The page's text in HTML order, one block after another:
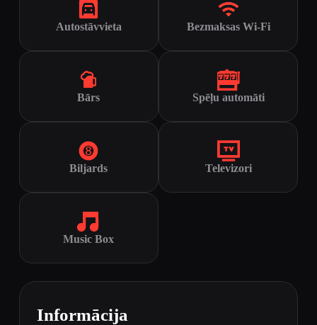
Autostāvvieta Bezmaksas Wi-Fi
Bārs Spēļu automāti
Biljards Televizori
Music Box
Informācija